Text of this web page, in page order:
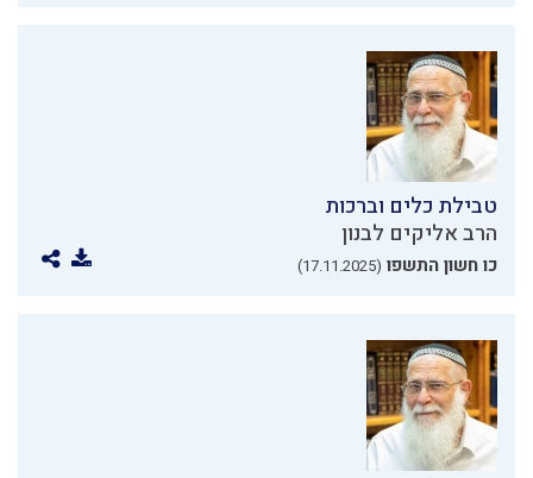
טבילת כלים וברכות
הרב אליקים לבנון
כו חשון התשפו (17.11.2025)